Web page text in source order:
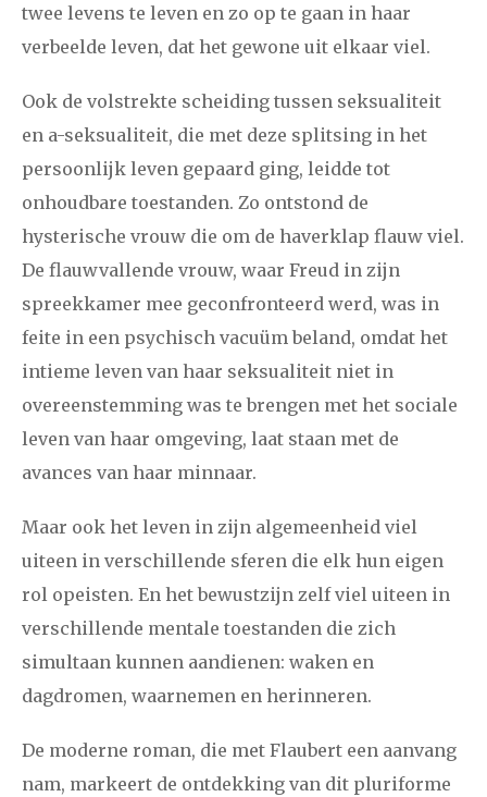
twee levens te leven en zo op te gaan in haar
verbeelde leven, dat het gewone uit elkaar viel.
Ook de volstrekte scheiding tussen seksualiteit
en a-seksualiteit, die met deze splitsing in het
persoonlijk leven gepaard ging, leidde tot
onhoudbare toestanden. Zo ontstond de
hysterische vrouw die om de haverklap flauw viel.
De flauwvallende vrouw, waar Freud in zijn
spreekkamer mee geconfronteerd werd, was in
feite in een psychisch vacuüm beland, omdat het
intieme leven van haar seksualiteit niet in
overeenstemming was te brengen met het sociale
leven van haar omgeving, laat staan met de
avances van haar minnaar.
Maar ook het leven in zijn algemeenheid viel
uiteen in verschillende sferen die elk hun eigen
rol opeisten. En het bewustzijn zelf viel uiteen in
verschillende mentale toestanden die zich
simultaan kunnen aandienen: waken en
dagdromen, waarnemen en herinneren.
De moderne roman, die met Flaubert een aanvang
nam, markeert de ontdekking van dit pluriforme